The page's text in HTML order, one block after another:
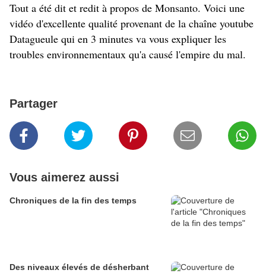
Tout a été dit et redit à propos de Monsanto. Voici une
vidéo d'excellente qualité provenant de la chaîne youtube
Datagueule qui en 3 minutes va vous expliquer les
troubles environnementaux qu'a causé l'empire du mal.
Partager
Vous aimerez aussi
Chroniques de la fin des temps
Des niveaux élevés de désherbant